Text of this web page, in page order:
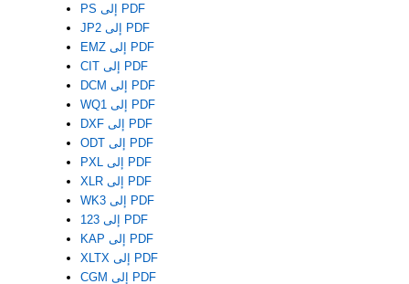
PS إلى PDF
JP2 إلى PDF
EMZ إلى PDF
CIT إلى PDF
DCM إلى PDF
WQ1 إلى PDF
DXF إلى PDF
ODT إلى PDF
PXL إلى PDF
XLR إلى PDF
WK3 إلى PDF
123 إلى PDF
KAP إلى PDF
XLTX إلى PDF
CGM إلى PDF